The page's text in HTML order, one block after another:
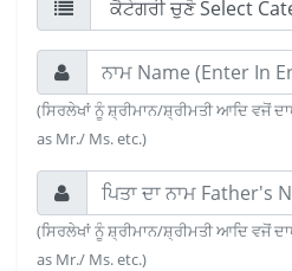
(ਸਿਰਲੇਖਾਂ ਨੂੰ ਸ਼੍ਰੀਮਾਨ/ਸ਼੍ਰੀਮਤੀ ਆਦਿ ਵਜੋਂ
as Mr./ Ms. etc.)
(ਸਿਰਲੇਖਾਂ ਨੂੰ ਸ਼੍ਰੀਮਾਨ/ਸ਼੍ਰੀਮਤੀ ਆਦਿ ਵਜੋਂ
as Mr./ Ms. etc.)